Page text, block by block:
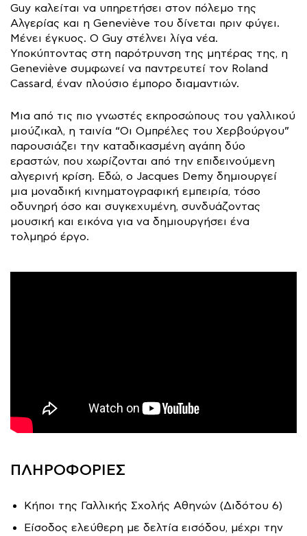
Guy καλείται να υπηρετήσει στον πόλεμο της
Αλγερίας και η Geneviève του δίνεται πριν φύγει.
Μένει έγκυος. Ο Guy στέλνει λίγα νέα.
Υποκύπτοντας στη παρότρυνση της μητέρας της, η
Geneviève συμφωνεί να παντρευτεί τον Roland
Cassard, έναν πλούσιο έμπορο διαμαντιών.
Μια από τις πιο γνωστές εκπροσώπους του γαλλικού
μιούζικαλ, η ταινία “Οι Ομπρέλες του Χερβούργου”
παρουσιάζει την καταδικασμένη αγάπη δύο
εραστών, που χωρίζονται από την επιδεινούμενη
αλγερινή κρίση. Εδώ, ο Jacques Demy δημιουργεί
μια μοναδική κινηματογραφική εμπειρία, τόσο
οδυνηρή όσο και συγκεχυμένη, συνδυάζοντας
μουσική και εικόνα για να δημιουργήσει ένα
τολμηρό έργο.
ΠΛΗΡΟΦΟΡΙΕΣ
Κήποι της Γαλλικής Σχολής Αθηνών (Διδότου 6)
Είσοδος ελεύθερη με δελτία εισόδου, μέχρι την